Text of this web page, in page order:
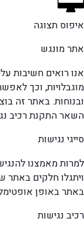
איפוס תצוגה
אתר מונגש
אנו רואים חשיבות
מוגבלויות, וכך
ובנוחות. באתר זה
השאר התקנת רכיב
סייגי נגישות
למרות מאמצנו
ויתגלו חלקים באתר
באתר באופן
רכיב נגישות